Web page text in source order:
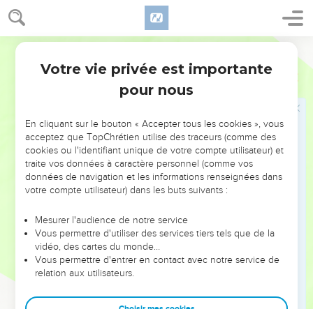
Psaumes 73
20 Comme un songe au réveil, Seigneur, à ton éveil, tu
repousses leur image.
Lorsque mon cœur s’aigrissait, Et que je me sentais percé
dans les reins,
J’étais stupide et sans connaissance, Avec toi j’étais
Cependant je suis toujours avec toi, Tu m’as saisi la main
droite ;
Tu me conduis par ton conseil, Puis tu me recevras dans la
gloire.
Qui d’autre ai-je au ciel ? En dehors de toi, je n’ai aucun
plaisir sur la terre.
Ma chair et mon cœur peuvent défaillir : Dieu sera
toujours le rocher de mon cœur et ma part.
Car voici que ceux qui s’éloignent de toi périssent ; Tu
Votre vie privée est importante
pour nous
En cliquant sur le bouton « Accepter tous les cookies », vous
acceptez que TopChrétien utilise des traceurs (comme des
cookies ou l'identifiant unique de votre compte utilisateur) et
traite vos données à caractère personnel (comme vos
données de navigation et les informations renseignées dans
votre compte utilisateur) dans les buts suivants :
Mesurer l'audience de notre service
Vous permettre d'utiliser des services tiers tels que de la
vidéo, des cartes du monde…
Vous permettre d'entrer en contact avec notre service de
relation aux utilisateurs.